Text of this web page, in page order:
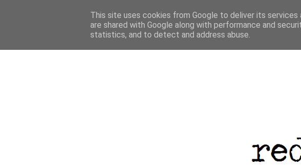
This site uses cookies from Google to deliver its
are shared with Google along with performance and
statistics, and to detect and address abuse.